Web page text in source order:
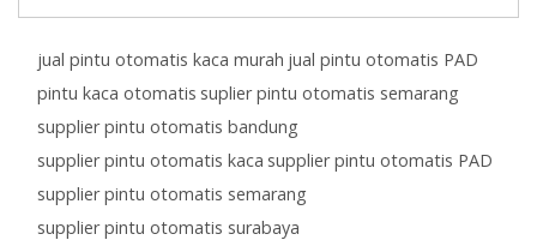
jual pintu otomatis kaca murah jual pintu otomatis PAD
pintu kaca otomatis suplier pintu otomatis semarang
supplier pintu otomatis bandung
supplier pintu otomatis kaca supplier pintu otomatis PAD
supplier pintu otomatis semarang
supplier pintu otomatis surabaya